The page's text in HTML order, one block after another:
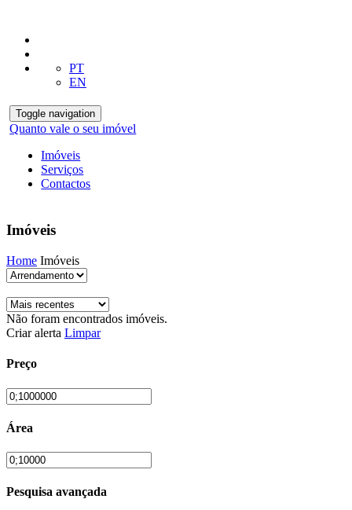
PT
EN
Toggle navigation
Quanto vale o seu imóvel
Imóveis
Serviços
Contactos
Imóveis
Home Imóveis
Não foram encontrados imóveis.
Criar alerta Limpar
Preço
Área
Pesquisa avançada